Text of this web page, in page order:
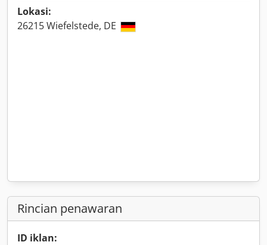
Lokasi:
26215 Wiefelstede, DE
Rincian penawaran
ID iklan: